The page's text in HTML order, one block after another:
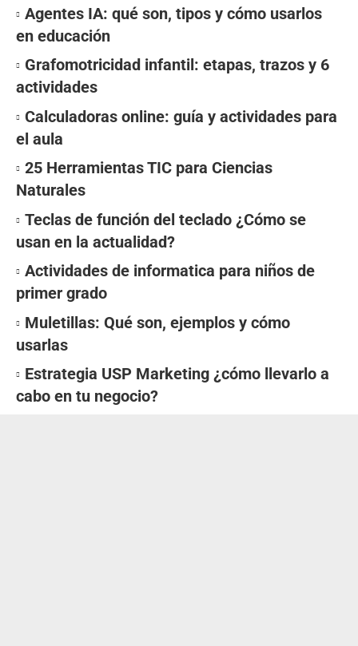
Agentes IA: qué son, tipos y cómo usarlos
en educación
Grafomotricidad infantil: etapas, trazos y 6
actividades
Calculadoras online: guía y actividades para
el aula
25 Herramientas TIC para Ciencias
Naturales
Teclas de función del teclado ¿Cómo se
usan en la actualidad?
Actividades de informatica para niños de
primer grado
Muletillas: Qué son, ejemplos y cómo
usarlas
Estrategia USP Marketing ¿cómo llevarlo a
cabo en tu negocio?